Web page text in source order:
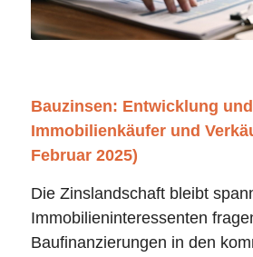
Bauzinsen: Entwicklung
Immobilienkäufer und
Februar 2025)
Die Zinslandschaft bleibt
Immobilieninteressenten
Baufinanzierungen in den